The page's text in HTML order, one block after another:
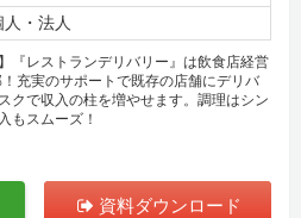
人・法人
『レストランデリバリー』は飲食店経営
充実のサポートで既存の店舗にデリバ
クで収入の柱を増やせます。調理はシン
もスムーズ！
資料ダウンロード